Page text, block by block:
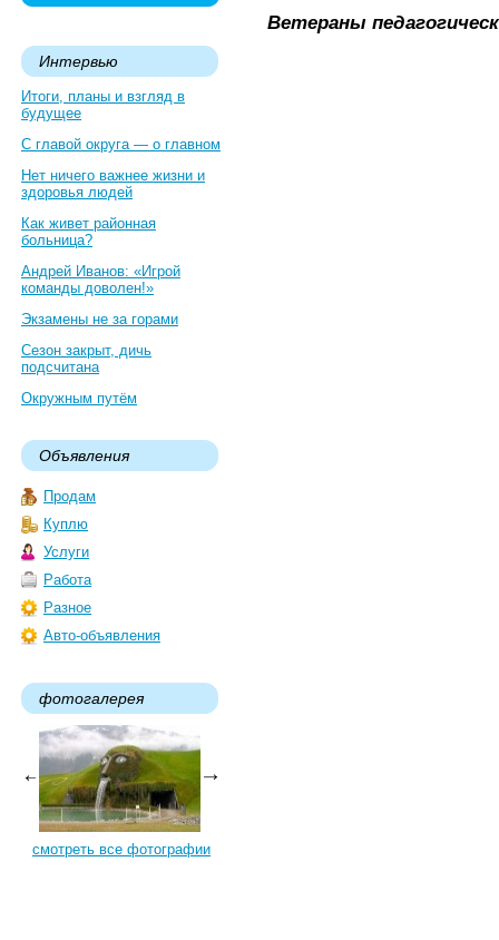
Интервью
Итоги, планы и взгляд в
будущее
С главой округа — о главном
Нет ничего важнее жизни и
здоровья людей
Как живет районная
больница?
Андрей Иванов: «Игрой
команды доволен!»
Экзамены не за горами
Сезон закрыт, дичь
подсчитана
Окружным путём
Объявления
Продам
Куплю
Услуги
Работа
Разное
Авто-объявления
фотогалерея
смотреть все фотографии
Ветераны